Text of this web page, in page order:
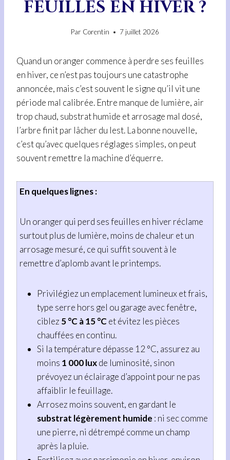
FEUILLES EN HIVER ?
Par Corentin 7 juillet 2026
Quand un oranger commence à perdre ses feuilles
en hiver, ce n’est pas toujours une catastrophe
annoncée, mais c’est souvent le signe qu’il vit une
période mal calibrée. Entre manque de lumière, air
trop chaud, substrat humide et arrosage mal dosé,
l’arbre finit par lâcher du lest. La bonne nouvelle,
c’est qu’avec quelques réglages simples, on peut
souvent remettre la machine d’équerre.
En quelques lignes :
Un oranger qui perd ses feuilles en hiver réclame
surtout plus de lumière, moins de chaleur et un
arrosage mesuré, ce qui suffit souvent à le
remettre d’aplomb avant le printemps.
Privilégiez un emplacement lumineux et frais,
type serre hors gel ou garage avec fenêtre,
ciblez 5 °C à 15 °C et évitez les pièces
chauffées en continu.
Si la température dépasse 12 °C, assurez au
moins 1 000 luxde luminosité, sinon
prévoyez un éclairage d’appoint pour ne pas
affaiblir le feuillage.
Arrosez moins souvent, en gardant le
substrat légèrement humide : ni sec comme
une pierre, ni détrempé comme un champ
après la pluie.